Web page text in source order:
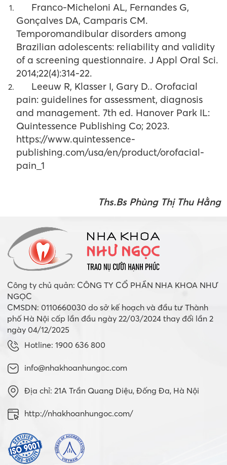
Franco-Micheloni AL, Fernandes G,
Gonçalves DA, Camparis CM.
Temporomandibular disorders among
Brazilian adolescents: reliability and validity
of a screening questionnaire. J Appl Oral Sci.
2014;22(4):314-22.
Leeuw R, Klasser I, Gary D.. Orofacial
pain: guidelines for assessment, diagnosis
and management. 7th ed. Hanover Park IL:
Quintessence Publishing Co; 2023.
https://www.quintessence-
publishing.com/usa/en/product/orofacial-
pain_1
Ths.Bs Phùng Thị Thu Hằng
Công ty chủ quản: CÔNG TY CỔ PHẦN NHA KHOA NHƯ
NGỌC
CMSDN: 0110660030 do sở kế hoạch và đầu tư Thành
phố Hà Nội cấp lần đầu ngày 22/03/2024 thay đổi lần 2
ngày 04/12/2025
Hotline: 1900 636 800
info@nhakhoanhungoc.com
Địa chỉ: 21A Trần Quang Diệu, Đống Đa, Hà Nội
http://nhakhoanhungoc.com/